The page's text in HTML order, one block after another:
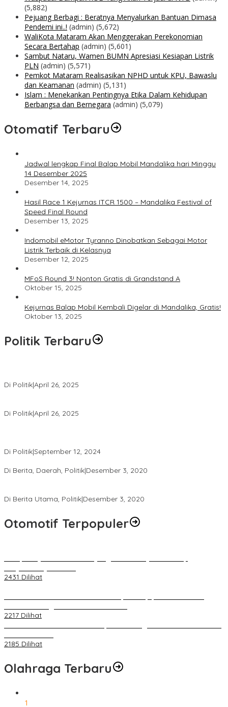
(5,882)
Pejuang Berbagi : Beratnya Menyalurkan Bantuan Dimasa
Pendemi ini..! (admin) (5,672)
WaliKota Mataram Akan Menggerakan Perekonomian
Secara Bertahap (admin) (5,601)
Sambut Nataru, Wamen BUMN Apresiasi Kesiapan Listrik
PLN (admin) (5,571)
Pemkot Mataram Realisasikan NPHD untuk KPU, Bawaslu
dan Keamanan (admin) (5,131)
Islam : Menekankan Pentingnya Etika Dalam Kehidupan
Berbangsa dan Bernegara (admin) (5,079)
Otomatif Terbaru
Jadwal lengkap Final Balap Mobil Mandalika hari Minggu
14 Desember 2025
Desember 14, 2025
Hasil Race 1 Kejurnas ITCR 1500 – Mandalika Festival of
Speed Final Round
Desember 13, 2025
Indomobil eMotor Tyranno Dinobatkan Sebagai Motor
Listrik Terbaik di Kelasnya
Desember 12, 2025
MFoS Round 3! Nonton Gratis di Grandstand A
Oktober 15, 2025
Kejurnas Balap Mobil Kembali Digelar di Mandalika, Gratis!
Oktober 13, 2025
Politik Terbaru
Di Politik|April 26, 2025
Di Politik|April 26, 2025
Di Politik|September 12, 2024
Di Berita, Daerah, Politik|Desember 3, 2020
Di Berita Utama, Politik|Desember 3, 2020
Otomotif Terpopuler
2431 Dilihat
2217 Dilihat
2185 Dilihat
Olahraga Terbaru
1